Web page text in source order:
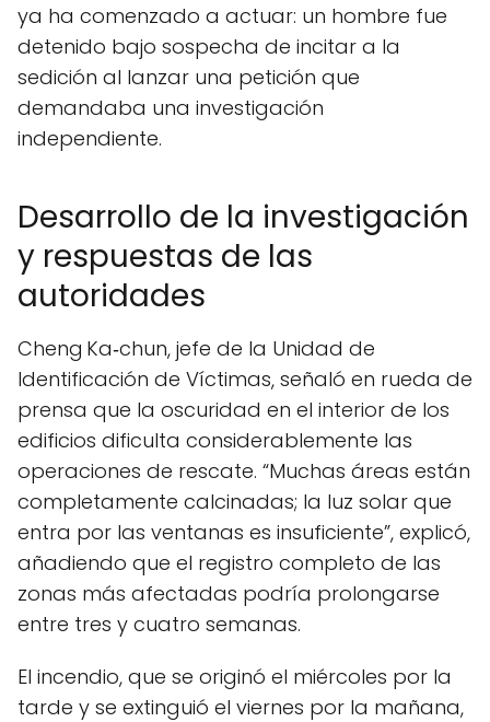
ya ha comenzado a actuar: un hombre fue
detenido bajo sospecha de incitar a la
sedición al lanzar una petición que
demandaba una investigación
independiente.
Desarrollo de la investigación
y respuestas de las
autoridades
Cheng Ka‑chun, jefe de la Unidad de
Identificación de Víctimas, señaló en rueda de
prensa que la oscuridad en el interior de los
edificios dificulta considerablemente las
operaciones de rescate. “Muchas áreas están
completamente calcinadas; la luz solar que
entra por las ventanas es insuficiente”, explicó,
añadiendo que el registro completo de las
zonas más afectadas podría prolongarse
entre tres y cuatro semanas.
El incendio, que se originó el miércoles por la
tarde y se extinguió el viernes por la mañana,